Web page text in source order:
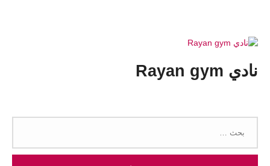
نادي Rayan gym